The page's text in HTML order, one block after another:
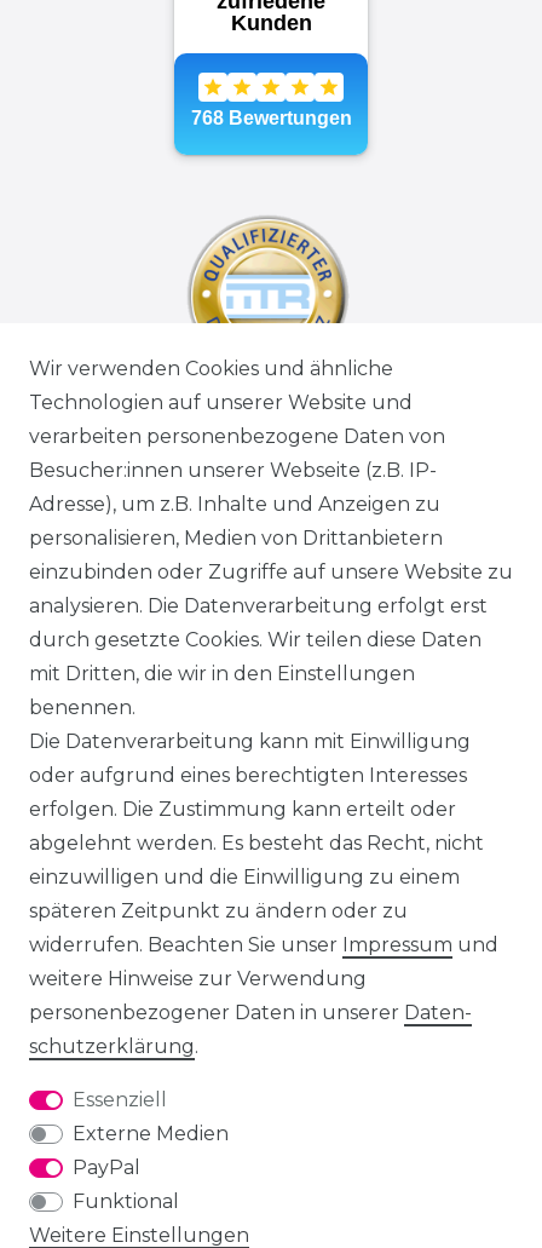
Wir verwenden Cookies und ähnliche
Technologien auf unserer Website und
verarbeiten personenbezogene Daten von
Besucher:innen unserer Webseite (z.B. IP-
Adresse), um z.B. Inhalte und Anzeigen zu
personalisieren, Medien von Drittanbietern
einzubinden oder Zugriffe auf unsere Website zu
analysieren. Die Datenverarbeitung erfolgt erst
durch gesetzte Cookies. Wir teilen diese Daten
mit Dritten, die wir in den Einstellungen
benennen.
Die Datenverarbeitung kann mit Einwilligung
oder aufgrund eines berechtigten Interesses
erfolgen. Die Zustimmung kann erteilt oder
abgelehnt werden. Es besteht das Recht, nicht
einzuwilligen und die Einwilligung zu einem
späteren Zeitpunkt zu ändern oder zu
widerrufen. Beachten Sie unser Impressum und
weitere Hinweise zur Verwendung
personenbezogener Daten in unserer Daten­
schutz­erklärung.
Essenziell
Externe Medien
PayPal
Funktional
Weitere Einstellungen